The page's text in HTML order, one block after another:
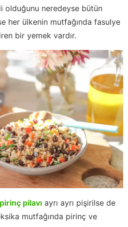
olduğunu neredeyse bütün
her ülkenin mutfağında fasulye
bir yemek vardır.
pirinç pilavı ayrı ayrı pişirilse de
mutfağında pirinç ve